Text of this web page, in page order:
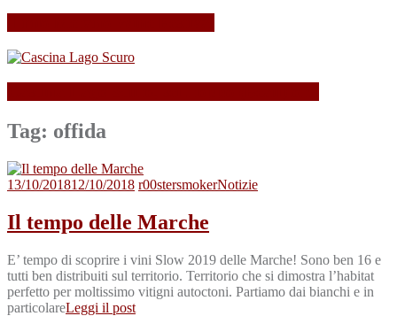
Tag: offida
13/10/201812/10/2018 r00stersmokerNotizie
Il tempo delle Marche
E’ tempo di scoprire i vini Slow 2019 delle Marche! Sono ben 16 e
tutti ben distribuiti sul territorio. Territorio che si dimostra l’habitat
perfetto per moltissimo vitigni autoctoni. Partiamo dai bianchi e in
particolareLeggi il post